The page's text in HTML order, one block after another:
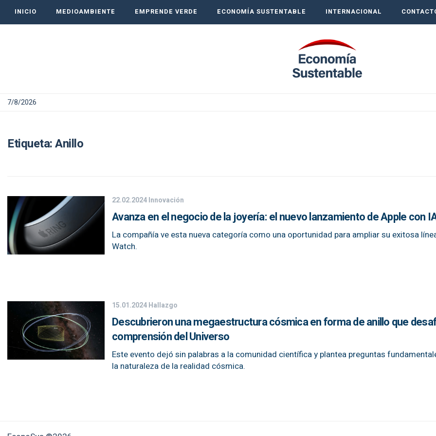
INICIO MEDIOAMBIENTE EMPRENDE VERDE ECONOMÍA SUSTENTABLE INTERNACIONAL
7/8/2026
Etiqueta:Anillo
22.02.2024Innovación
Avanza en el negocio de la joyería: el nuevo lanzamiento de Apple con
La compañía ve esta nueva categoría como una oportunidad para ampliar su exitosa
Watch.
15.01.2024Hallazgo
Descubrieron una megaestructura cósmica en forma de anillo que
comprensión del Universo
Este evento dejó sin palabras a la comunidad científica y plantea preguntas
la naturaleza de la realidad cósmica.